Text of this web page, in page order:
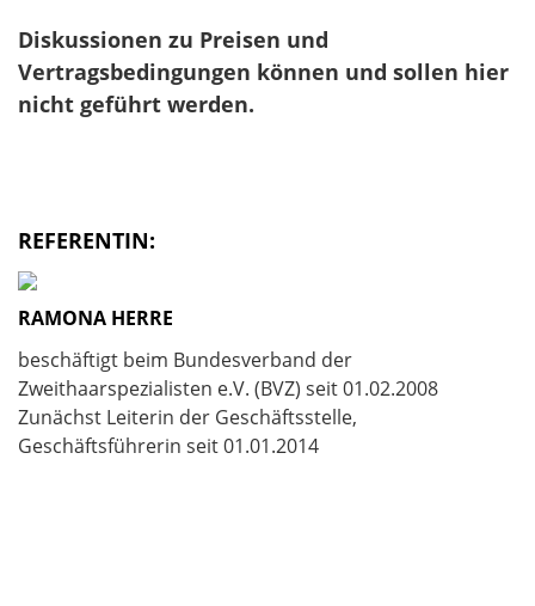
Diskussionen zu Preisen und
Vertragsbedingungen können und sollen hier
nicht geführt werden.
REFERENTIN:
RAMONA HERRE
beschäftigt beim Bundesverband der
Zweithaarspezialisten e.V. (BVZ) seit 01.02.2008
Zunächst Leiterin der Geschäftsstelle,
Geschäftsführerin seit 01.01.2014